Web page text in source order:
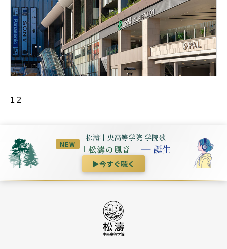
1 2
NEW
松濤中央高等学院 学院歌
「松濤の風音」 ― 誕生
▶今すぐ聴く